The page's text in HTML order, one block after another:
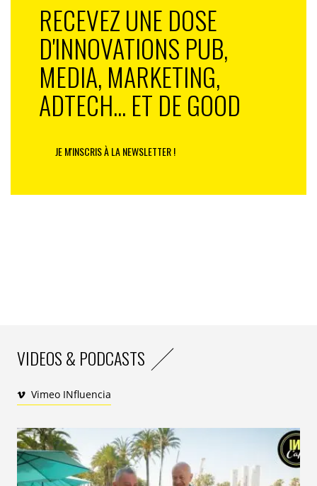
RECEVEZ UNE DOSE
D'INNOVATIONS PUB,
MEDIA, MARKETING,
ADTECH... ET DE GOOD
JE M'INSCRIS À LA NEWSLETTER !
VIDEOS & PODCASTS
Vimeo INfluencia